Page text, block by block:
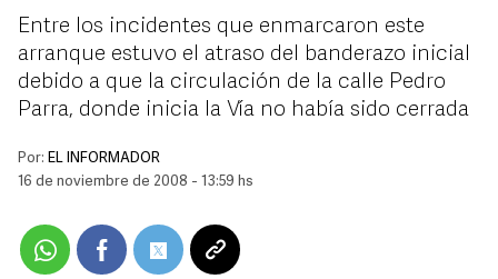
Entre los incidentes que enmarcaron este
arranque estuvo el atraso del banderazo inicial
debido a que la circulación de la calle Pedro
Parra, donde inicia la Vía no había sido cerrada
Por: EL INFORMADOR
16 de noviembre de 2008 - 13:59 hs